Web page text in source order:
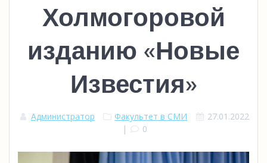
Холмогоровой
изданию «Новые
Известия»
Администратор Факультет в СМИ
27.01.2022
|
0